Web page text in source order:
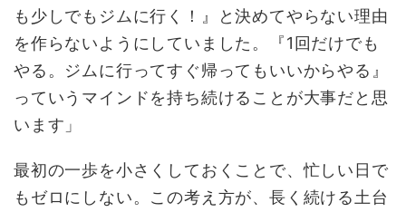
も少しでもジムに行く！』と決めてやらない理由
を作らないようにしていました。『1回だけでも
やる。ジムに行ってすぐ帰ってもいいからやる』
っていうマインドを持ち続けることが大事だと思
います」
最初の一歩を小さくしておくことで、忙しい日で
もゼロにしない。この考え方が、長く続ける土台